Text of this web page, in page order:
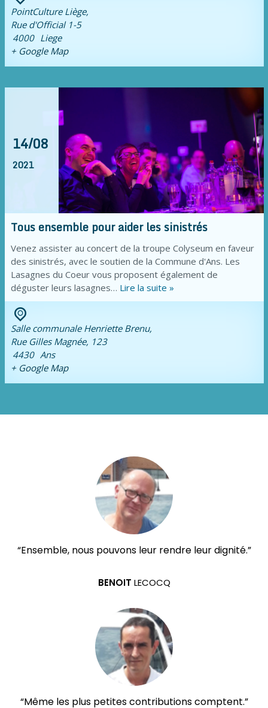
PointCulture Liège,
Rue d'Official 1-5
4000 Liege
+ Google Map
14/08
2021
Tous ensemble pour aider les sinistrés
Venez assister au concert de la troupe Colyseum en faveur
des sinistrés, avec le soutien de la Commune d'Ans. Les
Lasagnes du Coeur vous proposent également de
déguster leurs lasagnes… Lire la suite »
Salle communale Henriette Brenu,
Rue Gilles Magnée, 123
4430 Ans
+ Google Map
“Ensemble, nous pouvons leur rendre leur dignité.”
BENOIT LECOCQ
“Même les plus petites contributions comptent.”